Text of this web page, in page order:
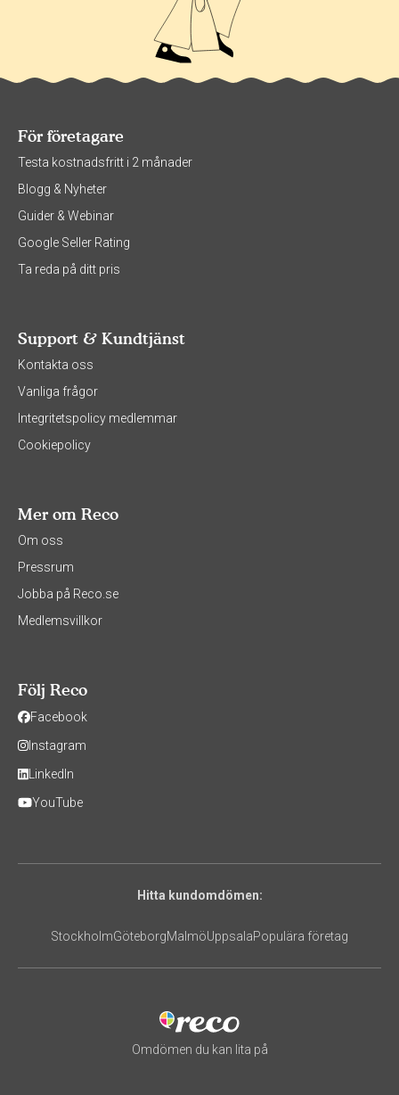
För företagare
Testa kostnadsfritt i 2 månader
Blogg & Nyheter
Guider & Webinar
Google Seller Rating
Ta reda på ditt pris
Support & Kundtjänst
Kontakta oss
Vanliga frågor
Integritetspolicy medlemmar
Cookiepolicy
Mer om Reco
Om oss
Pressrum
Jobba på Reco.se
Medlemsvillkor
Följ Reco
Facebook
Instagram
LinkedIn
YouTube
Hitta kundomdömen:
StockholmGöteborgMalmöUppsalaPopulära företag
Omdömen du kan lita på